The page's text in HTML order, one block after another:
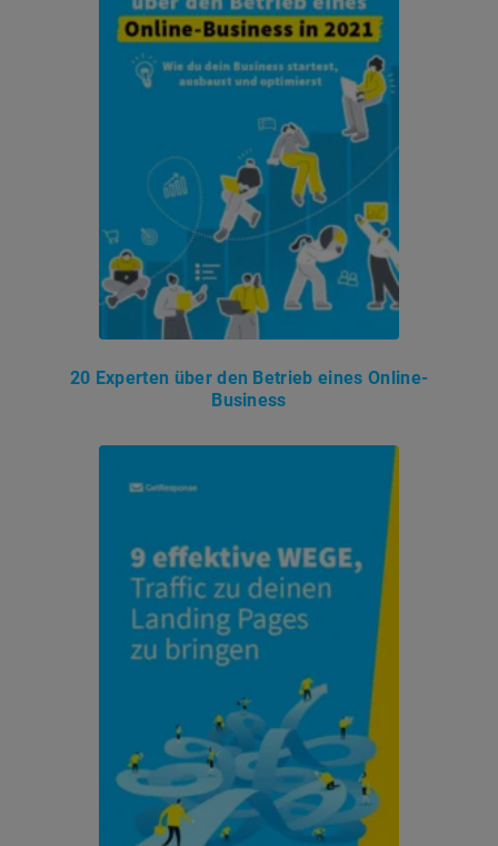
20 Experten über den Betrieb eines Online-
Business